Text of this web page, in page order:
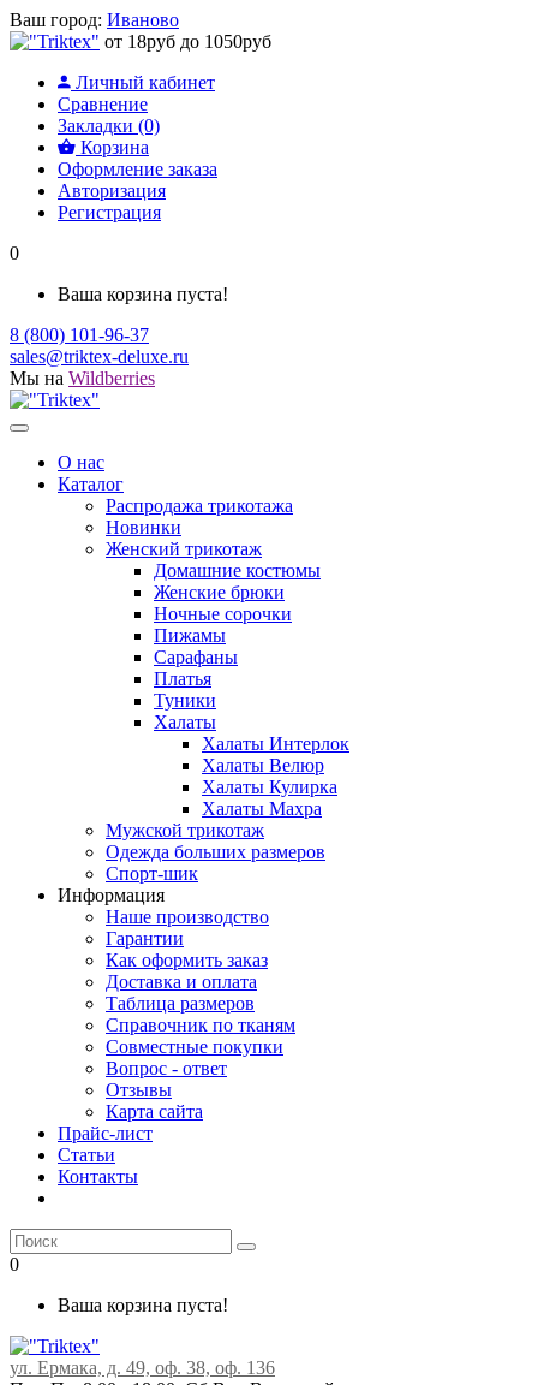
Ваш город: Иваново
от 18руб до 1050руб
Личный кабинет
Сравнение
Закладки (0)
Корзина
Оформление заказа
Авторизация
Регистрация
0
Ваша корзина пуста!
8 (800) 101-96-37
sales@triktex-deluxe.ru
Мы на Wildberries
О нас
Каталог
Распродажа трикотажа
Новинки
Женский трикотаж
Домашние костюмы
Женские брюки
Ночные сорочки
Пижамы
Сарафаны
Платья
Туники
Халаты
Халаты Интерлок
Халаты Велюр
Халаты Кулирка
Халаты Махра
Мужской трикотаж
Одежда больших размеров
Спорт-шик
Информация
Наше производство
Гарантии
Как оформить заказ
Доставка и оплата
Таблица размеров
Справочник по тканям
Совместные покупки
Вопрос - ответ
Отзывы
Карта сайта
Прайс-лист
Статьи
Контакты
0
Ваша корзина пуста!
ул. Ермака, д. 49, оф. 38, оф. 136